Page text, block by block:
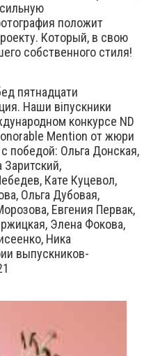
положит
Который, в свою
собственного стиля!
пятнадцати
Наши віпускники
конкурсе ND
Mention от жюри
победой: Ольга Донская,
Заритский,
Кате Куцевол,
Ольга Дубовая,
Евгения Первак,
Элена Фокова,
Ника
выпускников-